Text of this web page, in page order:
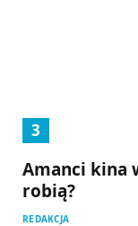
Amanci kina
robią?
REDAKCJA